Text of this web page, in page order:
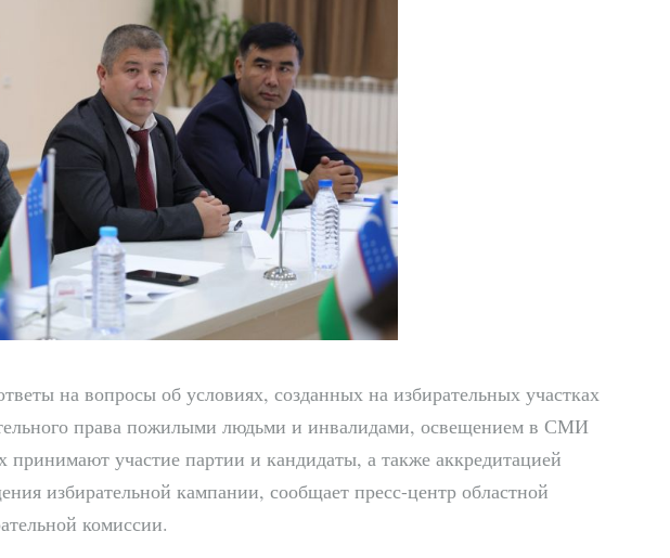
на вопросы об условиях, созданных на избирательных участках
права пожилыми людьми и инвалидами, освещением в СМИ
принимают участие партии и кандидаты, а также аккредитацией
избирательной кампании, сообщает пресс-центр областной
комиссии.